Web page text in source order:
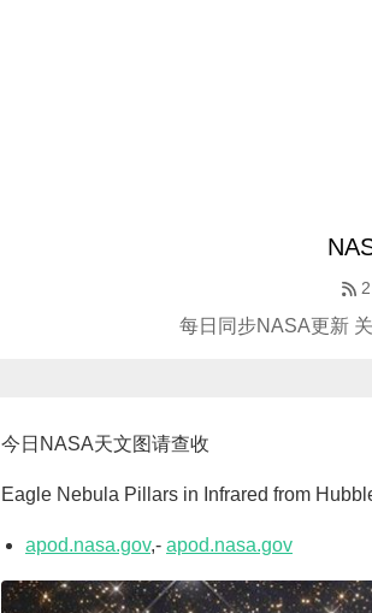
每日同步NASA更新
今日NASA天文图请查收
Eagle Nebula Pillars in Infrared from
apod.nasa.gov,- apod.nasa.gov